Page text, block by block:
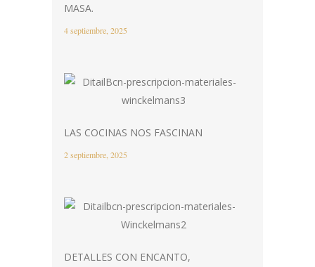
MASA.
4 septiembre, 2025
LAS COCINAS NOS FASCINAN
2 septiembre, 2025
DETALLES CON ENCANTO,